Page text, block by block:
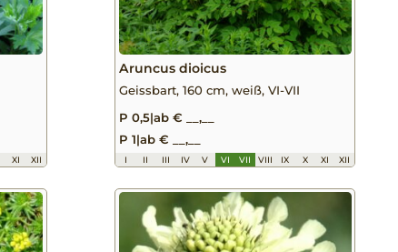
XI XII
Aruncus dioicus
Geissbart, 160 cm, weiß, VI-VII
P 0,5|ab € __,__
P 1|ab € __,__
I II III IV V VI VII VIII IX X XI XII